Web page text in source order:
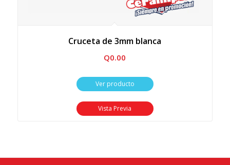
Cruceta de 3mm blanca
Q0.00
Ver producto
Vista Previa